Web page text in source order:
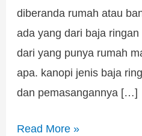
diberanda rumah atau
ada yang dari baja
dari yang punya rumah
apa. kanopi jenis baja
dan pemasangannya […]
Read More »